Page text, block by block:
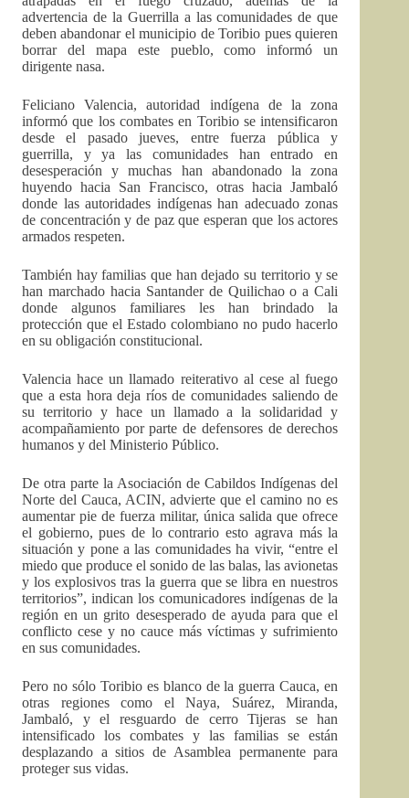
advertencia de la Guerrilla a las comunidades de que
deben abandonar el municipio de Toribio pues quieren
borrar del mapa este pueblo, como informó un
dirigente nasa.
Feliciano Valencia, autoridad indígena de la zona
informó que los combates en Toribio se intensificaron
desde el pasado jueves, entre fuerza pública y
guerrilla, y ya las comunidades han entrado en
desesperación y muchas han abandonado la zona
huyendo hacia San Francisco, otras hacia Jambaló
donde las autoridades indígenas han adecuado zonas
de concentración y de paz que esperan que los actores
armados respeten.
También hay familias que han dejado su territorio y se
han marchado hacia Santander de Quilichao o a Cali
donde algunos familiares les han brindado la
protección que el Estado colombiano no pudo hacerlo
en su obligación constitucional.
Valencia hace un llamado reiterativo al cese al fuego
que a esta hora deja ríos de comunidades saliendo de
su territorio y hace un llamado a la solidaridad y
acompañamiento por parte de defensores de derechos
humanos y del Ministerio Público.
De otra parte la Asociación de Cabildos Indígenas del
Norte del Cauca, ACIN, advierte que el camino no es
aumentar pie de fuerza militar, única salida que ofrece
el gobierno, pues de lo contrario esto agrava más la
situación y pone a las comunidades ha vivir, “entre el
miedo que produce el sonido de las balas, las avionetas
y los explosivos tras la guerra que se libra en nuestros
territorios”, indican los comunicadores indígenas de la
región en un grito desesperado de ayuda para que el
conflicto cese y no cauce más víctimas y sufrimiento
en sus comunidades.
Pero no sólo Toribio es blanco de la guerra Cauca, en
otras regiones como el Naya, Suárez, Miranda,
Jambaló, y el resguardo de cerro Tijeras se han
intensificado los combates y las familias se están
desplazando a sitios de Asamblea permanente para
proteger sus vidas.